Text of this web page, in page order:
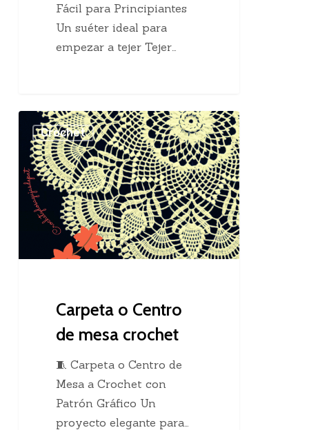
Fácil para Principiantes
Un suéter ideal para
empezar a tejer Tejer…
Carpeta
Centro
de
mesa
crochet
Crochet
Carpeta o Centro
de mesa crochet
🧵 Carpeta o Centro de
Mesa a Crochet con
Patrón Gráfico Un
proyecto elegante para…